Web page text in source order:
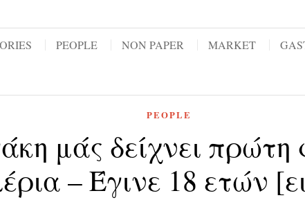
PEOPLE NON PAPER MARKET
PEOPLE
μάς δείχνει πρώτη
– Έγινε 18 ετών